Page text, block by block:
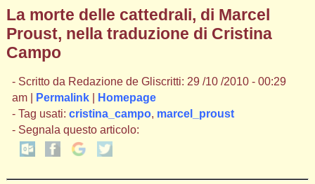
La morte delle cattedrali, di Marcel
Proust, nella traduzione di Cristina
Campo
- Scritto da Redazione de Gliscritti: 29 /10 /2010 - 00:29
am |
Permalink|
Homepage
- Tag usati: cristina_campo, marcel_proust
- Segnala questo articolo: